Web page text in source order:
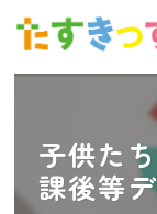
子供た
課後等